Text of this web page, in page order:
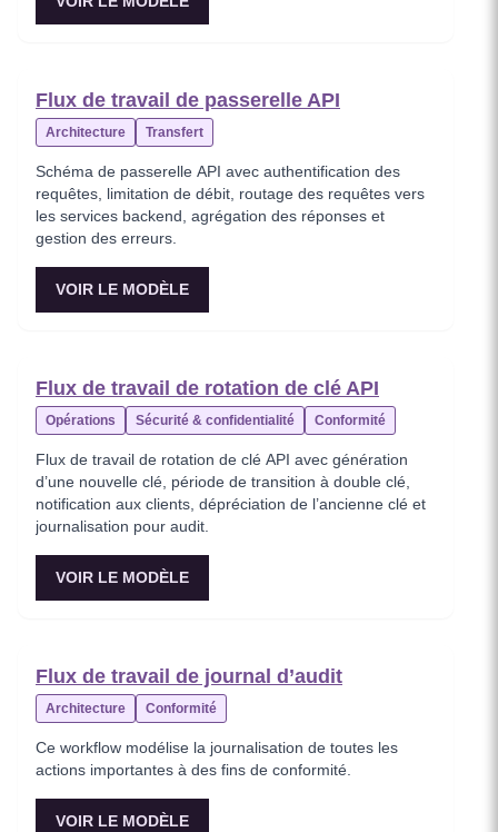
Flux de travail de passerelle API
Architecture Transfert
Schéma de passerelle API avec authentification des
requêtes, limitation de débit, routage des requêtes vers
les services backend, agrégation des réponses et
gestion des erreurs.
VOIR LE MODÈLE
Flux de travail de rotation de clé API
Opérations Sécurité & confidentialité Conformité
Flux de travail de rotation de clé API avec génération
d’une nouvelle clé, période de transition à double clé,
notification aux clients, dépréciation de l’ancienne clé et
journalisation pour audit.
VOIR LE MODÈLE
Flux de travail de journal d’audit
Architecture Conformité
Ce workflow modélise la journalisation de toutes les
actions importantes à des fins de conformité.
VOIR LE MODÈLE